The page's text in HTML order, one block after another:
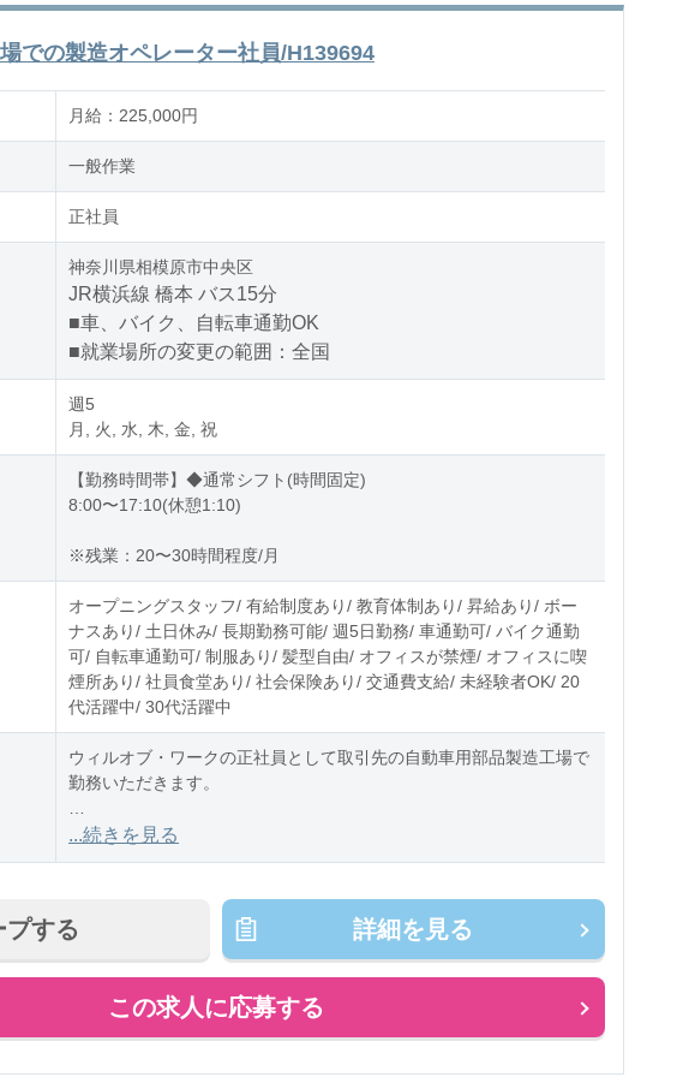
での製造オペレーター社員/H139694
月給：225,000円
一般作業
正社員
神奈川県相模原市中央区
JR横浜線 橋本 バス15分
■車、バイク、自転車通勤OK
■就業場所の変更の範囲：全国
週5
月, 火, 水, 木, 金, 祝
【勤務時間帯】◆通常シフト(時間固定)
8:00〜17:10(休憩1:10)
※残業：20〜30時間程度/月
オープニングスタッフ/ 有給制度あり/ 教育体制あり/ 昇給あり/ ボー
ナスあり/ 土日休み/ 長期勤務可能/ 週5日勤務/ 車通勤可/ バイク通勤
可/ 自転車通勤可/ 制服あり/ 髪型自由/ オフィスが禁煙/ オフィスに喫
煙所あり/ 社員食堂あり/ 社会保険あり/ 交通費支給/ 未経験者OK/ 20
代活躍中/ 30代活躍中
ウィルオブ・ワークの正社員として取引先の自動車用部品製造工場で
勤務いただきます。
▼配属先での業務内容
...続きを見る
プする 詳細を見る
この求人に応募する